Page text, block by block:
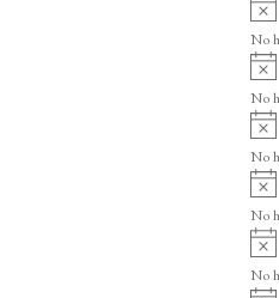
v
i
No
v
i
No
v
i
No
v
i
No
A
v
i
No